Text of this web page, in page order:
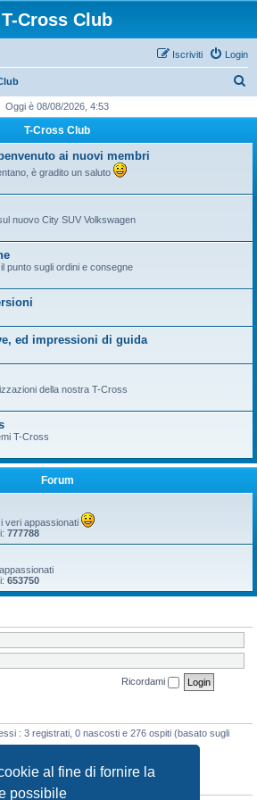
al fine di fornire la
possibile
T-Cross Club
Login
Iscriviti
c
Oggi è 08/08/2026, 4:53
T-Cross Club
ai nuovi membri
è gradito un saluto
nuovo City SUV Volkswagen
punto sugli ordini e consegne
ed impressioni di guida
della nostra T-Cross
T-Cross
Forum
veri appassionati
777788
653750
Ricordami
: 3 registrati, 0 nascosti e 276 ospiti (basato sugli